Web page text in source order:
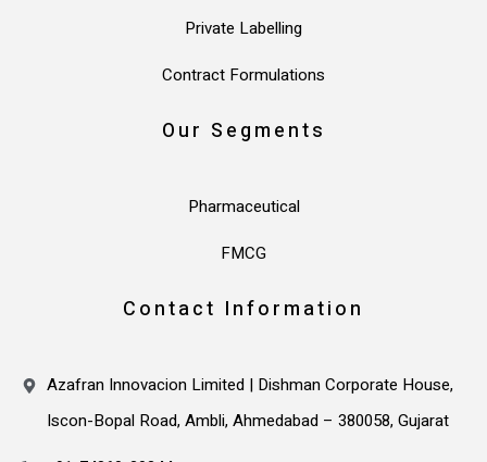
Private Labelling
Contract Formulations
Our Segments
Pharmaceutical
FMCG
Contact Information
Azafran Innovacion Limited | Dishman Corporate House,
Iscon-Bopal Road, Ambli, Ahmedabad – 380058, Gujarat